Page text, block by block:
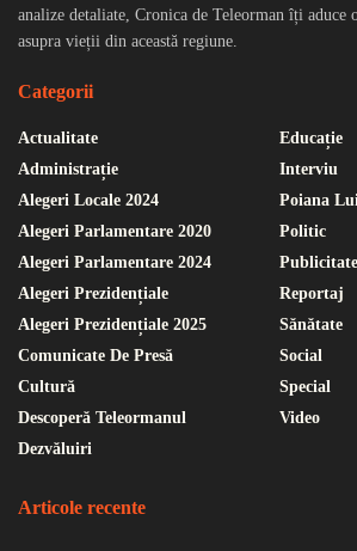
analize detaliate, Cronica de Teleorman îți aduce
asupra vieții din această regiune.
Categorii
Actualitate
Administrație
Alegeri Locale 2024
Alegeri Parlamentare 2020
Alegeri Parlamentare 2024
Alegeri Prezidențiale
Alegeri Prezidențiale 2025
Comunicate De Presă
Cultură
Descoperă Teleormanul
Dezvăluiri
Educație
Interviu
Poiana
Politic
Publicitate
Reportaj
Sănătate
Social
Special
Video
Articole recente